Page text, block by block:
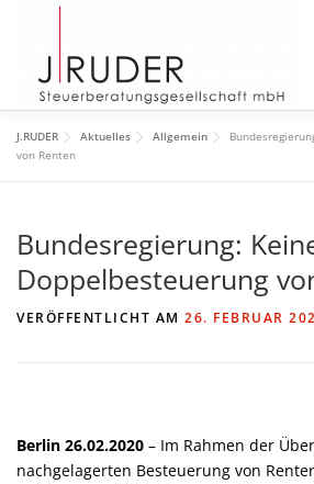
springen
START
DAS TEAM DOWNLOAD
SUCHEN
J.RUDER Aktuelles Allgemein
von Renten
Bundesregierung:
Doppelbesteuerung
VERÖFFENTLICHT AM 26. FEBRUAR
Berlin 26.02.2020 – Im Rahmen der
nachgelagerten Besteuerung von